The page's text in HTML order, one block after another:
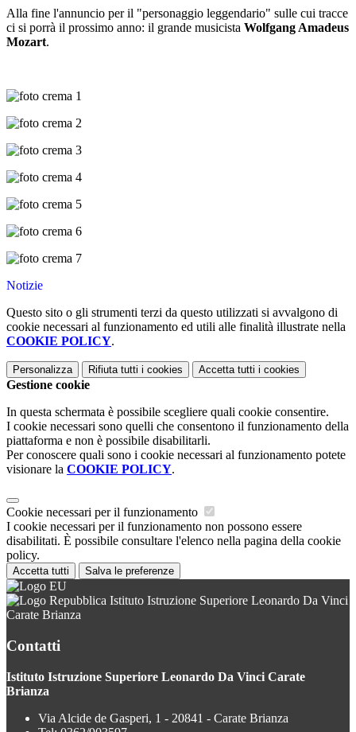
Alla fine l'annuncio per il "personaggio leggendario" sulle cui tracce
ci si porrà il prossimo anno: il grande musicista Wolfgang Amadeus
Mozart.
Notizie
Questo sito o gli strumenti terzi da questo utilizzati si avvalgono di
cookie necessari al funzionamento ed utili alle finalità illustrate nella
COOKIE POLICY.
Personalizza Rifiuta tutti i cookies Accetta tutti i cookies
Gestione cookie
In questa schermata è possibile scegliere quali cookie consentire.
I cookie necessari sono quelli che consentono il funzionamento della
piattaforma e non è possibile disabilitarli.
Per conoscere quali sono i cookie necessari al funzionamento potete
visionare la COOKIE POLICY.
Cookie necessari per il funzionamento
I cookie necessari per il funzionamento non possono essere
disabilitati. È possibile consultare l'elenco nella pagina della cookie
policy.
Accetta tutti Salva le preferenze
Istituto Istruzione Superiore Leonardo Da Vinci
Carate Brianza
Contatti
Istituto Istruzione Superiore Leonardo Da Vinci Carate
Brianza
Via Alcide de Gasperi, 1 - 20841 - Carate Brianza